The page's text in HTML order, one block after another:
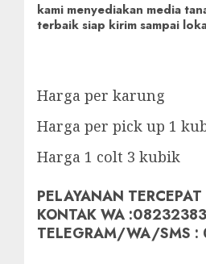
kami menyediakan media
terbaik siap kirim sampai
Harga per karung
Harga per pick up 1
Harga 1 colt 3
PELAYANAN
KONTAK WA
TELEGRAM/WA/SMS